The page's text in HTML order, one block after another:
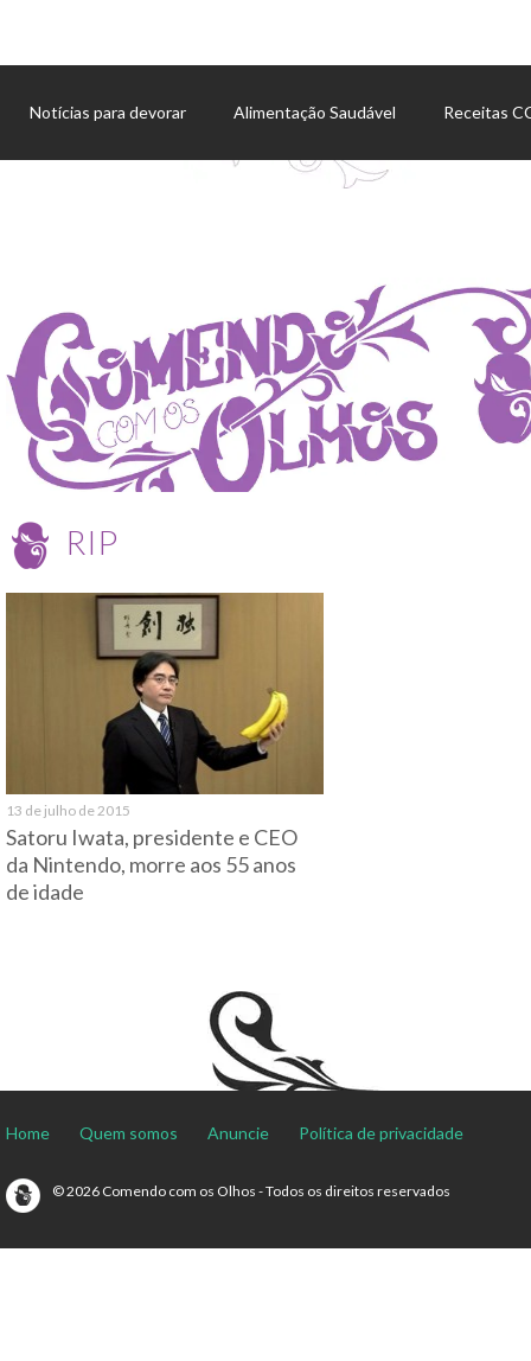
Notícias para devorar Alimentação Saudável Receitas
RIP
13 de julho de 2015
Satoru Iwata, presidente e CEO
da Nintendo, morre aos 55 anos
de idade
Home Quem somos Anuncie Política de privacidade
© 2026 Comendo com os Olhos - Todos os direitos reservados